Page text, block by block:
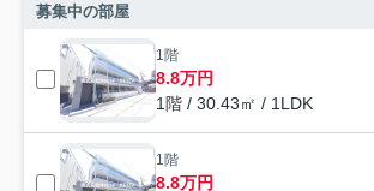
募集中の部屋
1階
8.8万円
1階 / 30.43㎡ / 1LDK
1階
8.8万円